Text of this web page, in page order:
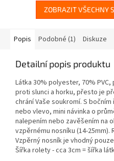
ZOBRAZIT VŠECHNY
Popis Podobné (1) Diskuze
Detailní popis produktu
Látka 30% polyester, 70%
proti slunci a horku, přesto je
chrání Vaše soukromí. S
nebo vlevo, mini návinka o
nalepením nebo zavěšením na
vzpěrnému nosníku (14-
Vzpěrný nosník je vhodný
Šířka rolety - cca 3cm = šířka